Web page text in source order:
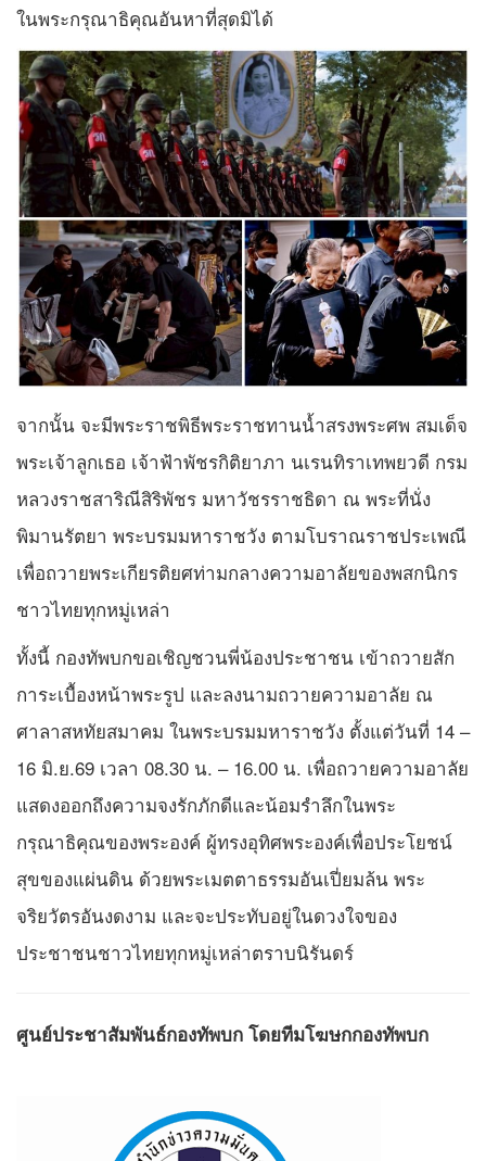
ในพระกรุณาธิคุณอันหาที่สุดมิได้
จากนั้น จะมีพระราชพิธีพระราชทานน้ำสรงพระศพ สมเด็จ
พระเจ้าลูกเธอ เจ้าฟ้าพัชรกิติยาภา นเรนทิราเทพยวดี กรม
หลวงราชสาริณีสิริพัชร มหาวัชรราชธิดา ณ พระที่นั่ง
พิมานรัตยา พระบรมมหาราชวัง ตามโบราณราชประเพณี
เพื่อถวายพระเกียรติยศท่ามกลางความอาลัยของพสกนิกร
ชาวไทยทุกหมู่เหล่า
ทั้งนี้ กองทัพบกขอเชิญชวนพี่น้องประชาชน เข้าถวายสัก
การะเบื้องหน้าพระรูป และลงนามถวายความอาลัย ณ
ศาลาสหทัยสมาคม ในพระบรมมหาราชวัง ตั้งแต่วันที่ 14 –
16 มิ.ย.69 เวลา 08.30 น. – 16.00 น. เพื่อถวายความอาลัย
แสดงออกถึงความจงรักภักดีและน้อมรำลึกในพระ
กรุณาธิคุณของพระองค์ ผู้ทรงอุทิศพระองค์เพื่อประโยชน์
สุขของแผ่นดิน ด้วยพระเมตตาธรรมอันเปี่ยมล้น พระ
จริยวัตรอันงดงาม และจะประทับอยู่ในดวงใจของ
ประชาชนชาวไทยทุกหมู่เหล่าตราบนิรันดร์
ศูนย์ประชาสัมพันธ์กองทัพบก โดยทีมโฆษกกองทัพบก